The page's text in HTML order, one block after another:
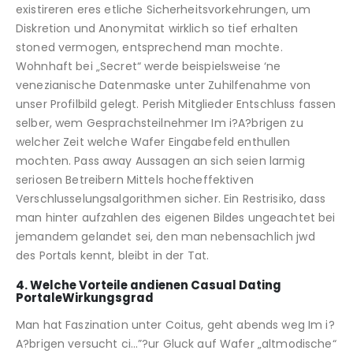
existireren eres etliche Sicherheitsvorkehrungen, um
Diskretion und Anonymitat wirklich so tief erhalten
stoned vermogen, entsprechend man mochte.
Wohnhaft bei „Secret“ werde beispielsweise ‘ne
venezianische Datenmaske unter Zuhilfenahme von
unser Profilbild gelegt. Perish Mitglieder Entschluss fassen
selber, wem Gesprachsteilnehmer Im i?A?brigen zu
welcher Zeit welche Wafer Eingabefeld enthullen
mochten. Pass away Aussagen an sich seien larmig
seriosen Betreibern Mittels hocheffektiven
Verschlusselungsalgorithmen sicher. Ein Restrisiko, dass
man hinter aufzahlen des eigenen Bildes ungeachtet bei
jemandem gelandet sei, den man nebensachlich jwd
des Portals kennt, bleibt in der Tat.
4. Welche Vorteile andienen Casual Dating
PortaleWirkungsgrad
Man hat Faszination unter Coitus, geht abends weg Im i?
A?brigen versucht ci…”?ur Gluck auf Wafer „altmodische“